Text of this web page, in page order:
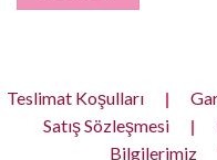
Teslimat Koşulları |
Satış Sözleşmesi
|
Bilgilerimiz